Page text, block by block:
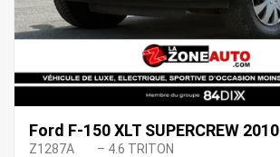
Ford F-150 XLT SUPERCREW 2010
Z1287A
– 4.6 TRITON